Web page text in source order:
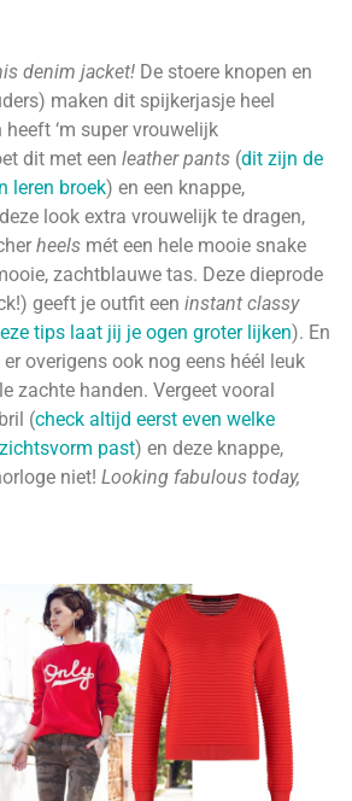
denim jacket! De stoere knopen en
maken dit spijkerjasje heel
‘m super vrouwelijk
dit met een leather pants (dit zijn de
leren broek) en een knappe,
look extra vrouwelijk te dragen,
heels mét een hele mooie snake
zachtblauwe tas. Deze dieprode
geeft je outfit een instant classy
tips laat jij je ogen groter lijken). En
overigens ook nog eens héél leuk
zachte handen. Vergeet vooral
(check altijd eerst even welke
past) en deze knappe,
niet! Looking fabulous today,